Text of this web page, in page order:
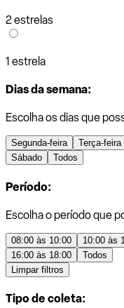
2 estrelas
1 estrela
Dias da semana:
Escolha os dias que
Segunda-feira Terça-feira
Sábado
Todos
Período:
Escolha o período que
08:00 às 10:00 10:00 às
16:00 às 18:00
Todos
Limpar filtros
Tipo de coleta: